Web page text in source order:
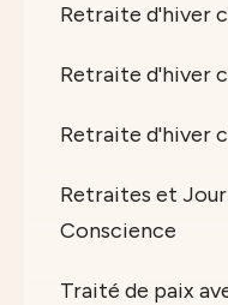
Retraite d'hiver
Retraite d'hiver
Retraite d'hiver
Retraites et
Conscience
Traité de paix